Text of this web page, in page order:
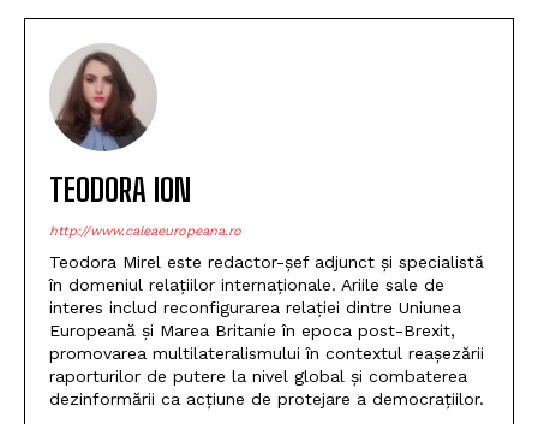
TEODORA ION
http://www.caleaeuropeana.ro
Teodora Mirel este redactor-șef adjunct și specialistă
în domeniul relațiilor internaționale. Ariile sale de
interes includ reconfigurarea relației dintre Uniunea
Europeană și Marea Britanie în epoca post-Brexit,
promovarea multilateralismului în contextul reașezării
raporturilor de putere la nivel global și combaterea
dezinformării ca acțiune de protejare a democrațiilor.